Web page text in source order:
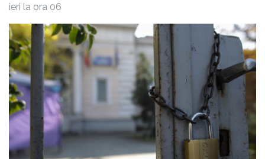
ieri la ora 06